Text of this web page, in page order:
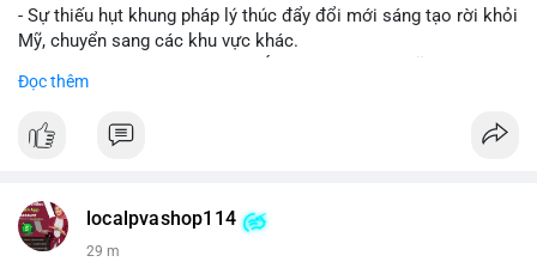
- Sự thiếu hụt khung pháp lý thúc đẩy đổi mới sáng tạo rời khỏi
Mỹ, chuyển sang các khu vực khác.
trường khi Mỹ còn đang lúng túng về luật pháp.
#binancesquare #blockchain
#vlikevn #titanbot
Đọc thêm
localpvashop114
29 m